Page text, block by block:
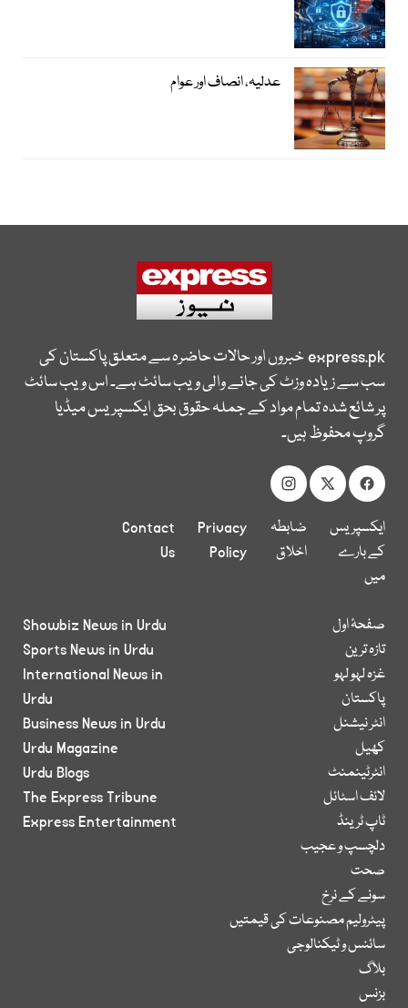
عدلیہ، انصاف اور عوام
express.pkخبروں اور حالات حاضرہ سے متعلق پاکستان کی
سب سے زیادہ وزٹ کی جانے والی ویب سائٹ ہے۔ اس ویب سائٹ
پر شائع شدہ تمام مواد کے جملہ حقوق بحق ایکسپریس میڈیا
گروپ محفوظ ہیں۔
ایکسپریس
کے بارے
میں
ضابطہ
اخلاق
Privacy
Policy
Contact
Us
صفحۂ اول
تازہ ترین
غزہ لہو لہو
پاکستان
انٹر نیشنل
کھیل
انٹرٹینمنٹ
لائف اسٹائل
ٹاپ ٹرینڈ
دلچسپ و عجیب
صحت
سونے کے نرخ
پیٹرولیم مصنوعات کی قیمتیں
سائنس و ٹیکنالوجی
بلاگ
بزنس
Showbiz News in Urdu
Sports News in Urdu
International News in
Urdu
Business News in Urdu
Urdu Magazine
Urdu Blogs
The Express Tribune
Express Entertainment